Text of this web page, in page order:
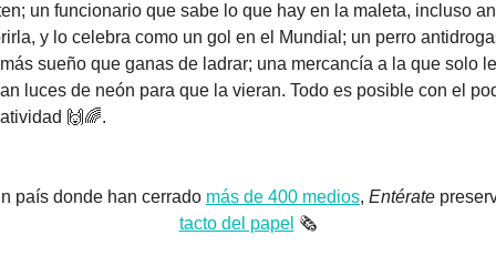
un funcionario que sabe lo que hay en la maleta, incluso
y lo celebra como un gol en el Mundial; un perro
sueño que ganas de ladrar; una mercancía a la que solo le
luces de neón para que la vieran. Todo es posible con el
🙌 🌈.
país donde han cerrado más de 400 medios, Entérate
tacto del papel 🗞️